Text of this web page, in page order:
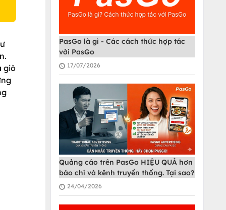
giò
PasGo là gì - Các cách thức hợp tác
với PasGo
17/07/2026
Quảng cáo trên PasGo HIỆU QUẢ hơn
báo chí và kênh truyền thống. Tại sao?
24/04/2026